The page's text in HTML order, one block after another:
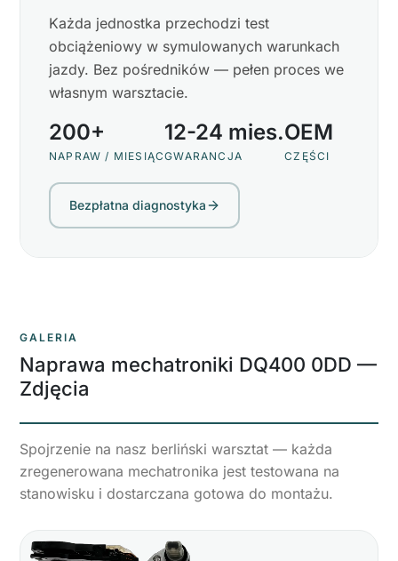
Każda jednostka przechodzi test
obciążeniowy w symulowanych warunkach
jazdy. Bez pośredników — pełen proces we
własnym warsztacie.
200+
NAPRAW / MIESIĄC
12-24 mies.
GWARANCJA
OEM
CZĘŚCI
Bezpłatna diagnostyka
GALERIA
Naprawa mechatroniki DQ400 0DD —
Zdjęcia
Spojrzenie na nasz berliński warsztat — każda
zregenerowana mechatronika jest testowana na
stanowisku i dostarczana gotowa do montażu.